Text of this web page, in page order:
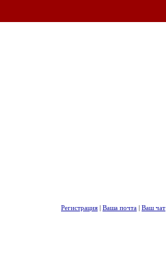
Регистрация | Ваша почта | Ваш чат